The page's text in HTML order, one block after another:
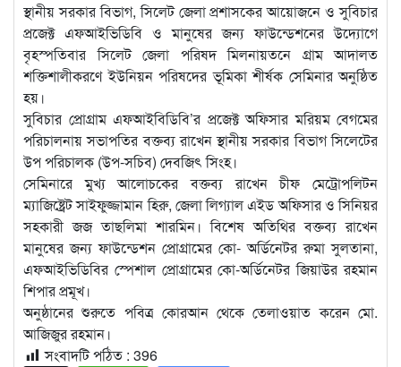
স্থানীয় সরকার বিভাগ, সিলেট জেলা প্রশাসকের আয়োজনে ও সুবিচার
প্রজেক্ট এফআইভিডিবি ও মানুষের জন্য ফাউন্ডেশনের উদ্যোগে
বৃহস্পতিবার সিলেট জেলা পরিষদ মিলনায়তনে গ্রাম আদালত
শক্তিশালীকরণে ইউনিয়ন পরিষদের ভূমিকা শীর্ষক সেমিনার অনুষ্ঠিত
হয়।
সুবিচার প্রোগ্রাম এফআইবিডিবি’র প্রজেক্ট অফিসার মরিয়ম বেগমের
পরিচালনায় সভাপতির বক্তব্য রাখেন স্থানীয় সরকার বিভাগ সিলেটের
উপ পরিচালক (উপ-সচিব) দেবজিৎ সিংহ।
সেমিনারে মুখ্য আলোচকের বক্তব্য রাখেন চীফ মেট্রোপলিটন
ম্যাজিষ্ট্রেট সাইফুজ্জামান হিরু, জেলা লিগ্যাল এইড অফিসার ও সিনিয়র
সহকারী জজ তাছলিমা শারমিন। বিশেষ অতিথির বক্তব্য রাখেন
মানুষের জন্য ফাউন্ডেশন প্রোগ্রামের কো- অর্ডিনেটর রুমা সুলতানা,
এফআইভিডিবির স্পেশাল প্রোগ্রামের কো-অর্ডিনেটর জিয়াউর রহমান
শিপার প্রমূখ।
অনুষ্ঠানের শুরুতে পবিত্র কোরআন থেকে তেলাওয়াত করেন মো.
আজিজুর রহমান।
সংবাদটি পঠিত : 396